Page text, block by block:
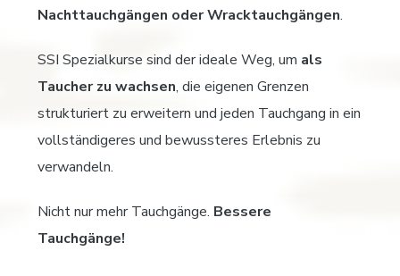
Nachttauchgängen oder Wracktauchgängen.
SSI Spezialkurse sind der ideale Weg, um als
Taucher zu wachsen, die eigenen Grenzen
strukturiert zu erweitern und jeden Tauchgang in ein
vollständigeres und bewussteres Erlebnis zu
verwandeln.
Nicht nur mehr Tauchgänge. Bessere
Tauchgänge!